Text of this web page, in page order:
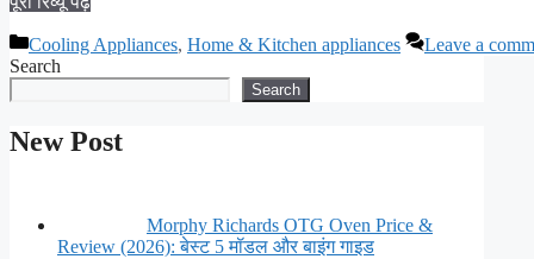
Categories
Cooling Appliances, Home & Kitchen appliances
Leave a
Search
Search
New Post
Morphy Richards OTG Oven Price &
Review (2026): बेस्ट 5 मॉडल और बाइंग गाइड